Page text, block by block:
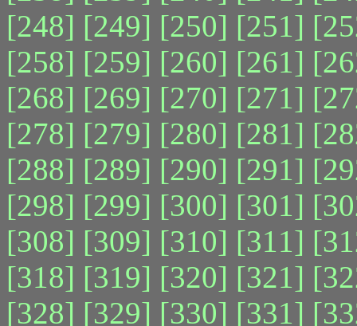
[248] [249] [250] [251]
[258] [259] [260] [261]
[268] [269] [270] [271]
[278] [279] [280] [281]
[288] [289] [290] [291]
[298] [299] [300] [301]
[308] [309] [310] [311]
[318] [319] [320] [321]
[328] [329] [330] [331]